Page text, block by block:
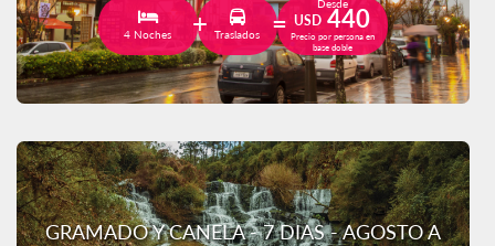
4 Noches Traslados
Desde
USD 440
Precio por persona en
base doble
GRAMADO Y CANELA - 7 DIAS - AGOSTO A